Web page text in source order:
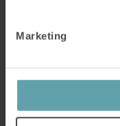
Marketing
Ellen fick
Syndrom
När Ellen föddes